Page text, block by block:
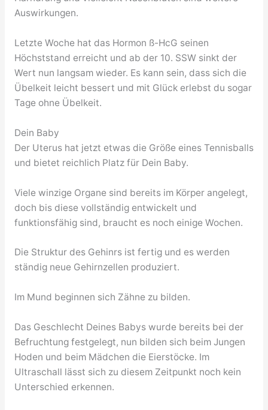
Auswirkungen.
Letzte Woche hat das Hormon ß-HcG seinen
Höchststand erreicht und ab der 10. SSW sinkt der
Wert nun langsam wieder. Es kann sein, dass sich die
Übelkeit leicht bessert und mit Glück erlebst du sogar
Tage ohne Übelkeit.
Dein Baby
Der Uterus hat jetzt etwas die Größe eines Tennisballs
und bietet reichlich Platz für Dein Baby.
Viele winzige Organe sind bereits im Körper angelegt,
doch bis diese vollständig entwickelt und
funktionsfähig sind, braucht es noch einige Wochen.
Die Struktur des Gehinrs ist fertig und es werden
ständig neue Gehirnzellen produziert.
Im Mund beginnen sich Zähne zu bilden.
Das Geschlecht Deines Babys wurde bereits bei der
Befruchtung festgelegt, nun bilden sich beim Jungen
Hoden und beim Mädchen die Eierstöcke. Im
Ultraschall lässt sich zu diesem Zeitpunkt noch kein
Unterschied erkennen.